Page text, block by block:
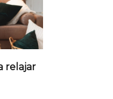
relajar